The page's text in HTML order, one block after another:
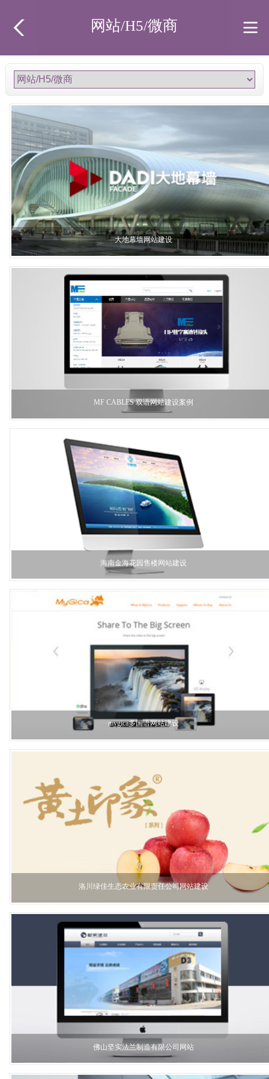
网站/H5/微商
大地幕墙网站建设
MF CABLES 双语网站建设案例
海南金海花园售楼网站建设
mygica多国语网站建设
洛川绿佳生态农业有限责任公司网站建设
佛山坚实法兰制造有限公司网站